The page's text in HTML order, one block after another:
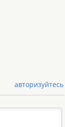
авторизуйтесь